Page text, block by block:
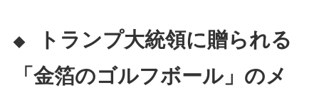
◆
トランプ大統領に贈られる
「金箔のゴルフボール」のメ